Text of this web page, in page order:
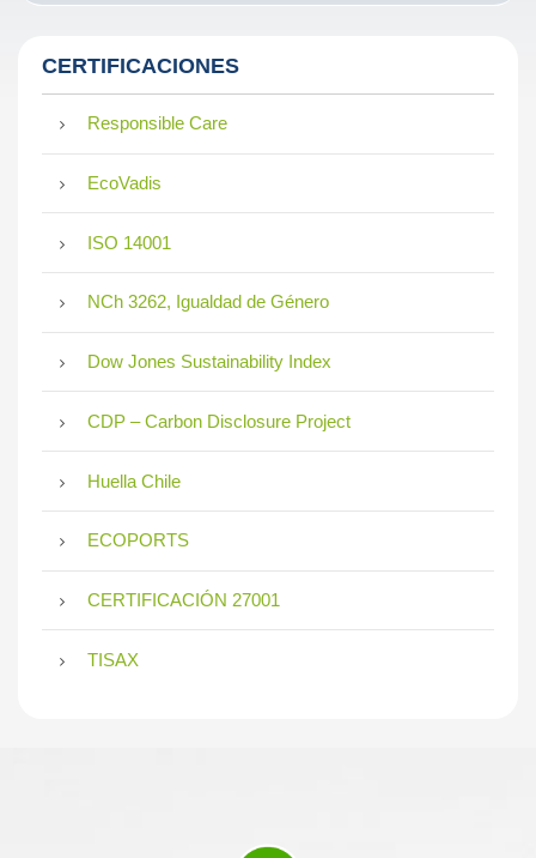
CERTIFICACIONES
Responsible Care
EcoVadis
ISO 14001
NCh 3262, Igualdad de Género
Dow Jones Sustainability Index
CDP – Carbon Disclosure Project
Huella Chile
ECOPORTS
CERTIFICACIÓN 27001
TISAX